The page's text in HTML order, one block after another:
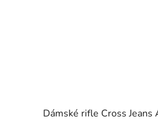
Dámské rifle Cross